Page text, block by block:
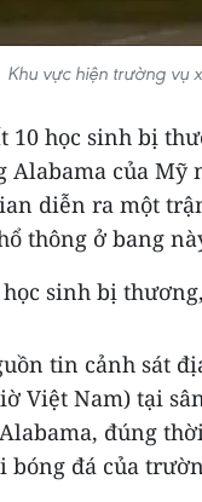
Khu vực hiện trường vụ
10 học sinh bị
Alabama của Mỹ
diễn ra một
thông ở bang
học sinh bị
tin cảnh sát
Việt Nam) tại
đúng
bóng đá của